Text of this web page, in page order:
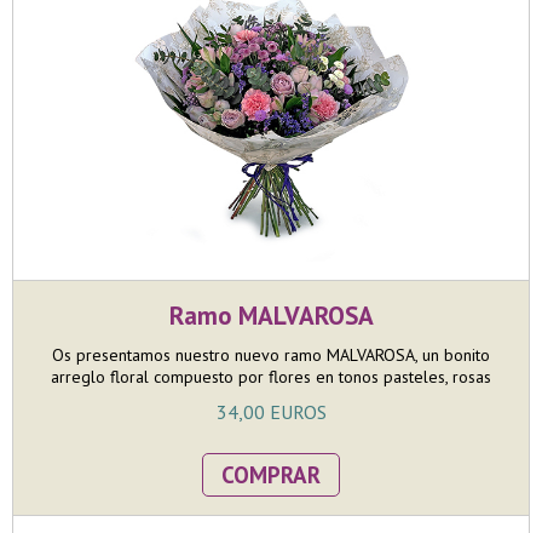
Ramo MALVAROSA
Os presentamos nuestro nuevo ramo MALVAROSA, un bonito
arreglo floral compuesto por flores en tonos pasteles, rosas
perfecto para cualquier día del año. *Envoltorio garantizado*
34,00 EUROS
COMPRAR